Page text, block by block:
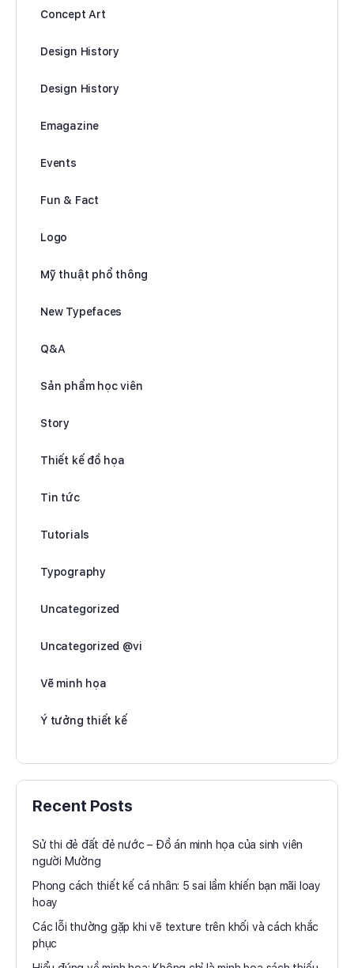
Concept Art
Design History
Design History
Emagazine
Events
Fun & Fact
Logo
Mỹ thuật phổ thông
New Typefaces
Q&A
Sản phẩm học viên
Story
Thiết kế đồ họa
Tin tức
Tutorials
Typography
Uncategorized
Uncategorized @vi
Vẽ minh họa
Ý tưởng thiết kế
Recent Posts
Sử thi đẻ đất đẻ nước – Đồ án minh họa của sinh viên
người Mường
Phong cách thiết kế cá nhân: 5 sai lầm khiến bạn mãi loay
hoay
Các lỗi thường gặp khi vẽ texture trên khối và cách khắc
phục